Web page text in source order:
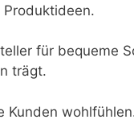
für bequeme
trägt.
Kunden